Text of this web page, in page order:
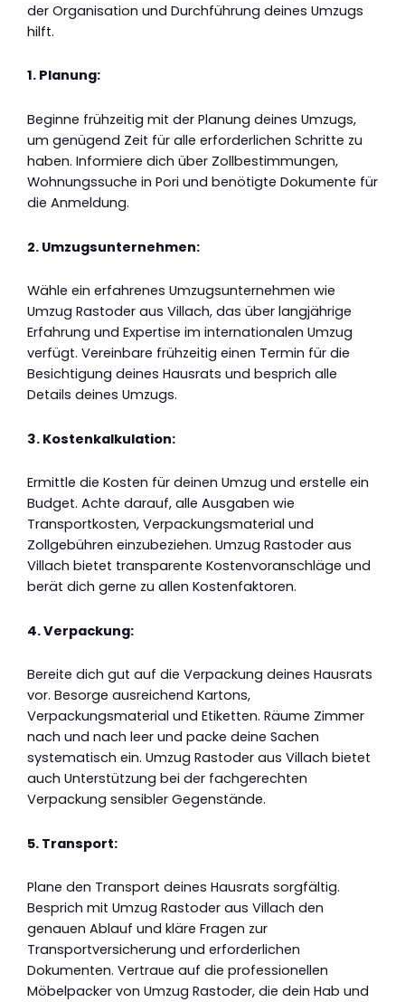
der Organisation und Durchführung deines Umzugs
hilft.
1. Planung:
Beginne frühzeitig mit der Planung deines Umzugs,
um genügend Zeit für alle erforderlichen Schritte zu
haben. Informiere dich über Zollbestimmungen,
Wohnungssuche in Pori und benötigte Dokumente für
die Anmeldung.
2. Umzugsunternehmen:
Wähle ein erfahrenes Umzugsunternehmen wie
Umzug Rastoder aus Villach, das über langjährige
Erfahrung und Expertise im internationalen Umzug
verfügt. Vereinbare frühzeitig einen Termin für die
Besichtigung deines Hausrats und besprich alle
Details deines Umzugs.
3. Kostenkalkulation:
Ermittle die Kosten für deinen Umzug und erstelle ein
Budget. Achte darauf, alle Ausgaben wie
Transportkosten, Verpackungsmaterial und
Zollgebühren einzubeziehen. Umzug Rastoder aus
Villach bietet transparente Kostenvoranschläge und
berät dich gerne zu allen Kostenfaktoren.
4. Verpackung:
Bereite dich gut auf die Verpackung deines Hausrats
vor. Besorge ausreichend Kartons,
Verpackungsmaterial und Etiketten. Räume Zimmer
nach und nach leer und packe deine Sachen
systematisch ein. Umzug Rastoder aus Villach bietet
auch Unterstützung bei der fachgerechten
Verpackung sensibler Gegenstände.
5. Transport:
Plane den Transport deines Hausrats sorgfältig.
Besprich mit Umzug Rastoder aus Villach den
genauen Ablauf und kläre Fragen zur
Transportversicherung und erforderlichen
Dokumenten. Vertraue auf die professionellen
Möbelpacker von Umzug Rastoder, die dein Hab und